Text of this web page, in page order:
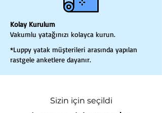
Kolay Kurulum
Vakumlu yatağınızı kolayca kurun.
*Luppy yatak müşterileri arasında yapılan
rastgele anketlere dayanır.
Sizin için seçildi